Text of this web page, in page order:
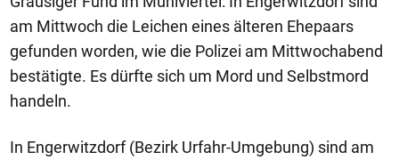
am Mittwoch die Leichen eines älteren Ehepaars
gefunden worden, wie die Polizei am Mittwochabend
bestätigte. Es dürfte sich um Mord und Selbstmord
handeln.
In Engerwitzdorf (Bezirk Urfahr-Umgebung) sind am